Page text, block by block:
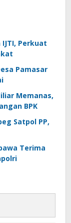
IJTI, Perkuat
Pamasar
Memanas,
BPK
Satpol PP,
Terima